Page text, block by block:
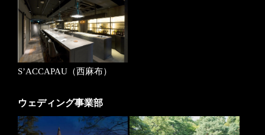
S’ACCAPAU（西麻布）
ウェディング事業部